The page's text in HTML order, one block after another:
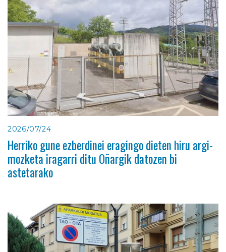
2026/07/24
Herriko gune ezberdinei eragingo dieten hiru argi-
mozketa iragarri ditu Oñargik datozen bi
astetarako